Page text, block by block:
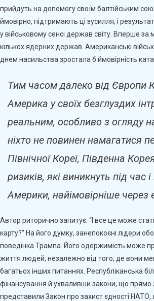
прийдуть на допомогу своїм балтійським
ймовірно, підтримають ці зусилля, і
у військовому сенсі держав світу. Вперше за
кількох ядерних держав. Американські
днем насильства зростала б ймовірність
Тим часом далеко від Європи
Америка у своїх безглуздих
реальним, особливо з огляду
ніхто не повинен намагатися
Північної Кореї, Південна
ризиків, які виникнуть під час
Америки, найімовірніше через
Автор риторично запитує: “І все це може
карту?” На його думку, занепокоєні лідери
поведінка Трампа. Його одержимість може
життя людей, незалежно від того, де вони
багатьох інших питаннях. Республіканська
фінансування й ухваливши закони, що
представили Закон про захист єдності